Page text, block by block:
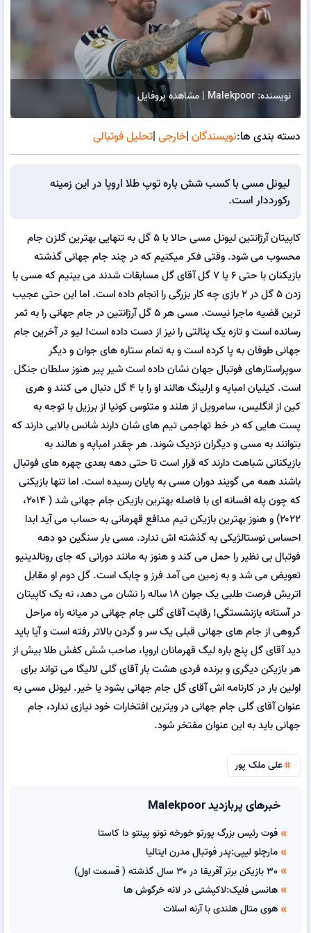
نویسنده: Malekpoor | مشاهده پروفایل
دسته بندی ها:نویسندگان |خارجی |تحلیل فوتبالی
لیونل مسی با کسب شش باره توپ طلا اروپا در این زمینه
رکورددار است.
کاپیتان آرژانتین لیونل مسی حالا با ۵ گل به تنهایی بهترین گلزن جام
محسوب می شود. وقتی فکر میکنیم که در چند جام جهانی گذشته
بازیکنان با حتی ۶ یا ۷ گل آقای گل مسابقات شدند می بینیم که مسی با
زدن ۵ گل در ۲ بازی چه کار بزرگی را انجام داده است. اما این حتی عجیب
ترین قضیه ماجرا نیست. مسی هر ۵ گل آرژانتین در جام جهانی را به ثمر
رسانده است و تازه یک پنالتی را نیز از دست داده است! لیو در آخرین جام
جهانی طوفان به پا کرده است و به تمام ستاره های جوان و دیگر
سوپراستارهای فوتبال جهان نشان داده است شیر پیر هنوز سلطان جنگل
است. کیلیان امباپه و ارلینگ هالند او را با ۴ گل دنبال می کنند و هری
کین از انگلیس، سامرویل از هلند و متئوس کونیا از برزیل با توجه به
پست هایی که در خط تهاجمی تیم های شان دارند شانس بالایی دارند که
بتوانند به مسی و دیگران نزدیک شوند. هر چقدر امباپه و هالند به
بازیکنانی شباهت دارند که قرار است تا حتی دهه بعدی چهره های فوتبال
باشند همه می گویند دوران مسی به پایان رسیده است. اما تنها بازیکنی
که چون پله افسانه ای با فاصله بهترین بازیکن جام جهانی شد ( ۲۰۱۴،
۲۰۲۲) و هنوز بهترین بازیکن تیم مدافع قهرمانی به حساب می آید ابدا
احساس نوستالژیکی به گذشته اش ندارد. مسی بار سنگین دو دهه
فوتبال بی نظیر را حمل می کند و هنوز به مانند دورانی که جای رونالدینیو
تعویض می شد و به زمین می آمد فرز و چابک است. گل دوم او مقابل
اتریش فرصت طلبی یک جوان ۱۸ ساله را نشان می دهد، نه یک کاپیتان
در آستانه بازنشستگی! رقابت آقای گلی جام جهانی در میانه راه مراحل
گروهی از جام های جهانی قبلی یک سر و گردن بالاتر رفته است و آیا باید
دید آقای گل پنج باره لیگ قهرمانان اروپا، صاحب شش کفش طلا بیش از
هر بازیکن دیگری و برنده فردی هشت بار آقای گلی لالیگا می تواند برای
اولین بار در کارنامه اش آقای گل جام جهانی بشود یا خیر. لیونل مسی به
عنوان آقای گلی جام جهانی در ویترین افتخارات خود نیازی ندارد، جام
جهانی باید به این عنوان مفتخر شود.
tagعلی ملک پور
خبرهای پربازدید Malekpoor
double_arrow فوت رئیس بزرگ پورتو خورخه نونو پینتو دا کاستا
double_arrow مارچلو لیپی:پدر فوتبال مدرن ایتالیا
double_arrow 30 بازیکن برتر آفریقا در ۳۰ سال گذشته ( قسمت اول)
double_arrow هانسی فلیک:لاکپشتی در لانه خرگوش ها
double_arrow هوی متال هلندی با آرنه اسلات